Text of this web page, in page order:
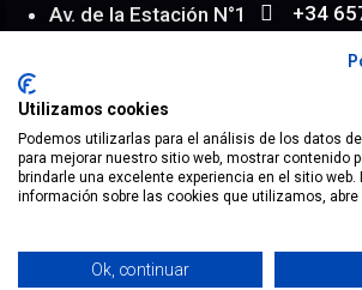
Av. de la Estación N°1
+34
Map
Mapa Web Aviso Legal
Política de Cookies
Utilizamos cookies
Podemos utilizarlas para el análisis de los datos
para mejorar nuestro sitio web, mostrar contenido
brindarle una excelente experiencia en el sitio web.
información sobre las cookies que utilizamos,
Ok, continuar